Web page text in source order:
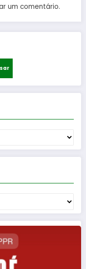
um comentário.